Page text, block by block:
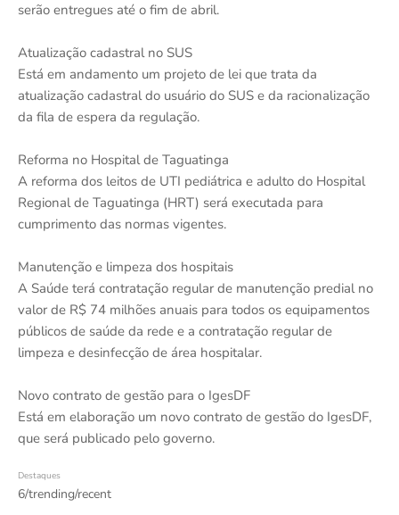
serão entregues até o fim de abril.
Atualização cadastral no SUS
Está em andamento um projeto de lei que trata da
atualização cadastral do usuário do SUS e da racionalização
da fila de espera da regulação.
Reforma no Hospital de Taguatinga
A reforma dos leitos de UTI pediátrica e adulto do Hospital
Regional de Taguatinga (HRT) será executada para
cumprimento das normas vigentes.
Manutenção e limpeza dos hospitais
A Saúde terá contratação regular de manutenção predial no
valor de R$ 74 milhões anuais para todos os equipamentos
públicos de saúde da rede e a contratação regular de
limpeza e desinfecção de área hospitalar.
Novo contrato de gestão para o IgesDF
Está em elaboração um novo contrato de gestão do IgesDF,
que será publicado pelo governo.
Destaques
6/trending/recent